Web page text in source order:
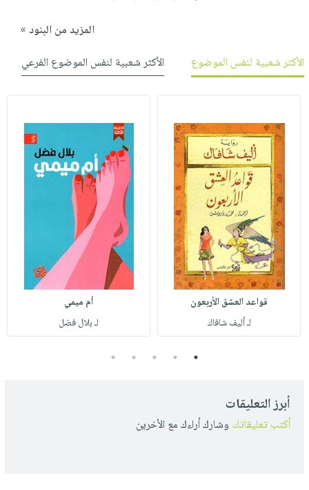
المزيد من البنود »
الأكثر شعبية لنفس الموضوع
الأكثر شعبية لنفس الموضوع الفرعي
قواعد العشق الأربعون
لـ أليف شافاك
أم ميمي
لـ بلال فضل
1
2
3
4
5
أبرز التعليقات
أكتب تعليقاتك وشارك أراءك مع الأخرين